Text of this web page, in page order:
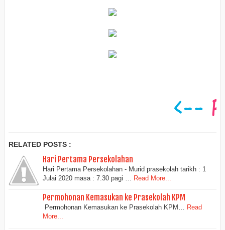
RELATED POSTS :
Hari Pertama Persekolahan
Hari Pertama Persekolahan - Murid prasekolah tarikh : 1
Julai 2020 masa : 7.30 pagi … Read More...
Permohonan Kemasukan ke Prasekolah KPM
Permohonan Kemasukan ke Prasekolah KPM… Read
More...